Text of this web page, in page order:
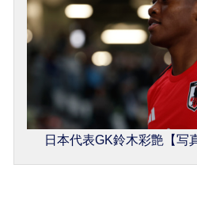
日本代表GK鈴木彩艶【写